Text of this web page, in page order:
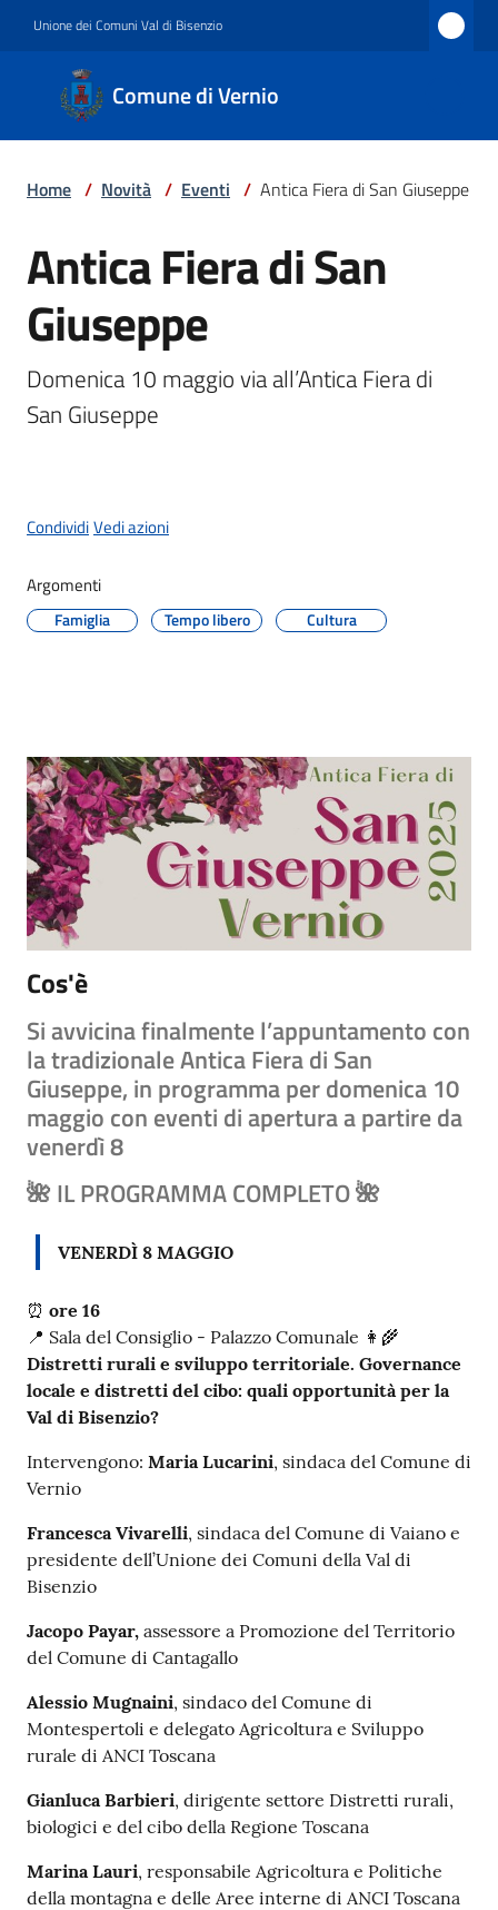
Unione dei Comuni Val di Bisenzio
Comune di Vernio
Comune
di
Vernio
Novità
Servizi
e
Home / Novità / Eventi / Antica Fiera di San Giuseppe
Salta al contenuto
Antica Fiera di San
Giuseppe
Domenica 10 maggio via all’Antica Fiera di
San Giuseppe
CondividiVedi azioni
Argomenti
Famiglia Tempo libero Cultura
Cos'è
Si avvicina finalmente l’appuntamento con
la tradizionaleAnticaFiera di San
Giuseppe, in programma perdomenica 10
maggio con eventi di apertura a partire da
venerdì 8
🌺 IL PROGRAMMA COMPLETO 🌺
VENERDÌ 8 MAGGIO
⏰ ore 16
📍 Sala del Consiglio - Palazzo Comunale 👩‍🌾
Distretti rurali e sviluppo territoriale. Governance
locale e distretti del cibo: quali opportunità per la
Val di Bisenzio?
Intervengono: Maria Lucarini, sindaca del Comune di
Vernio
Francesca Vivarelli, sindaca del Comune di Vaiano e
presidente dell’Unione dei Comuni della Val di
Bisenzio
Jacopo Payar, assessore a Promozione del Territorio
del Comune di Cantagallo
Alessio Mugnaini, sindaco del Comune di
Montespertoli e delegato Agricoltura e Sviluppo
rurale di ANCI Toscana
Gianluca Barbieri, dirigente settore Distretti rurali,
biologici e del cibo della Regione Toscana
Marina Lauri, responsabile Agricoltura e Politiche
della montagna e delle Aree interne di ANCI Toscana